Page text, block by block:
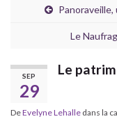
Le
SEP
29
Le
DeEvelyne Lehalle dans la